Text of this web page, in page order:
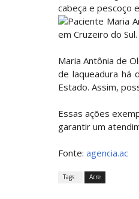
cabeça e pescoço
Paciente Maria
em Cruzeiro do
Maria Antônia de
de laqueadura há
Estado. Assim,
Essas ações
garantir um
Fonte: agencia.ac
Tags : Acre